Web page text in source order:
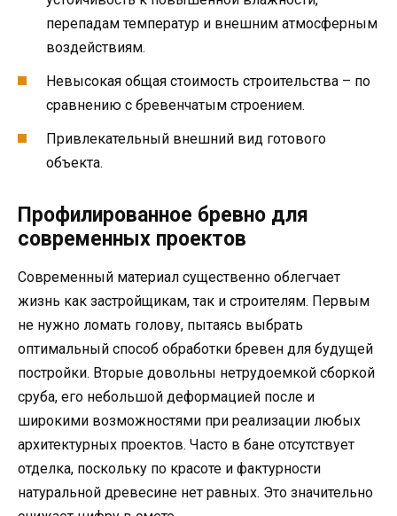
перепадам температур и внешним атмосферным
воздействиям.
Невысокая общая стоимость строительства – по
сравнению с бревенчатым строением.
Привлекательный внешний вид готового
объекта.
Профилированное бревно для
современных проектов
Современный материал существенно облегчает
жизнь как застройщикам, так и строителям. Первым
не нужно ломать голову, пытаясь выбрать
оптимальный способ обработки бревен для будущей
постройки. Вторые довольны нетрудоемкой сборкой
сруба, его небольшой деформацией после и
широкими возможностями при реализации любых
архитектурных проектов. Часто в бане отсутствует
отделка, поскольку по красоте и фактурности
натуральной древесине нет равных. Это значительно